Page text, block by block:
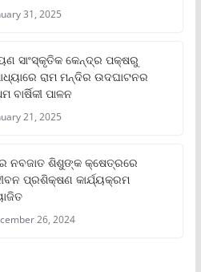
31, 2025
ସାଂସ୍କୃତିକ କେନ୍ଦ୍ର ପକ୍ଷରୁ
ରାମ ମନ୍ଦିର ଉଦଘାଟନର
ବାର୍ଷିକୀ ପାଳନ
21, 2025
ନବଜାତ ଶିଶୁଙ୍କ କ୍ଷେତ୍ରରେ
ପ୍ରଶିକ୍ଷଣ କାର୍ଯ୍ୟକ୍ରମ
26, 2024